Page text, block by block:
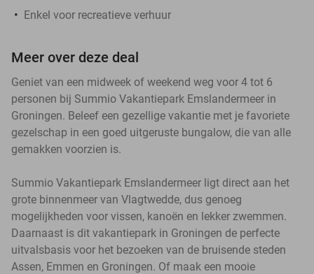
Enkel voor recreatieve verhuur
Meer over deze deal
Geniet van een midweek of weekend weg voor 4 tot 6
personen bij Summio Vakantiepark Emslandermeer in
Groningen. Beleef een gezellige vakantie met je favoriete
gezelschap in een goed uitgeruste bungalow, die van alle
gemakken voorzien is.
Summio Vakantiepark Emslandermeer ligt direct aan het
grote binnenmeer van Vlagtwedde, dus genoeg
mogelijkheden voor vissen, kanoën en lekker zwemmen.
Daarnaast is dit vakantiepark in Groningen de perfecte
uitvalsbasis voor het bezoeken van de bruisende steden
Assen, Emmen en Groningen. Of maak een mooie